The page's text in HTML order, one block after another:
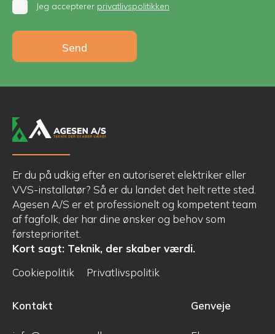
Jeg accepterer privatlivspolitikken
Er du på udkig efter en autoriseret elektriker eller
VVS-installatør? Så er du landet det helt rette sted.
Agesen A/S er et professionelt og kompetent team
af fagfolk, der har dine ønsker og behov som
førsteprioritet.
Kort sagt: Teknik, der skaber værdi.
Cookiepolitik
Privatlivspolitik
Kontakt Genveje